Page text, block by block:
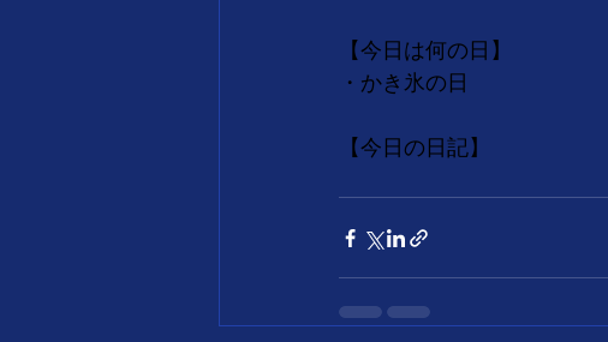
【今日は何の日】
・かき氷の日
【今日の日記】